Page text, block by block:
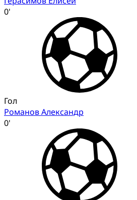
0'
Гол
Романов Александр
0'